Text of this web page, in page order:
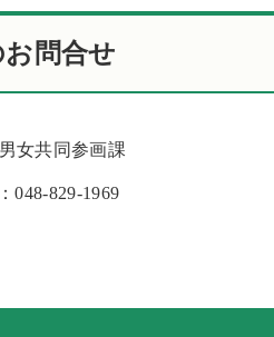
問合せ
女共同参画課
048-829-1969